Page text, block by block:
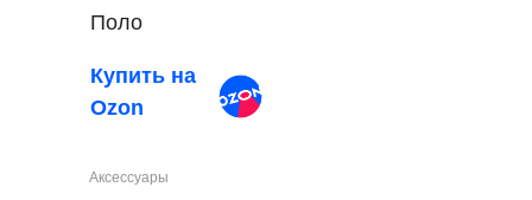
Аксессуары
Поло
Купить на
Ozon